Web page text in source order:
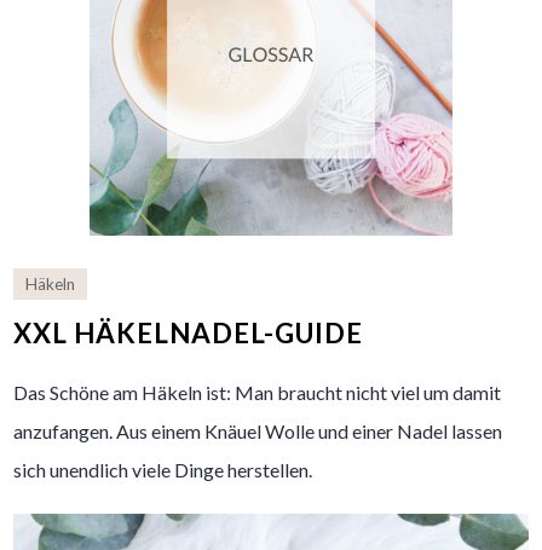
Häkeln
XXL HÄKELNADEL-GUIDE
Das Schöne am Häkeln ist: Man braucht nicht viel um damit
anzufangen. Aus einem Knäuel Wolle und einer Nadel lassen
sich unendlich viele Dinge herstellen.